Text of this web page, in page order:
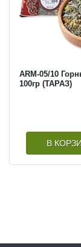
ARM-05/10
100гр (ТАРАЗ)
В